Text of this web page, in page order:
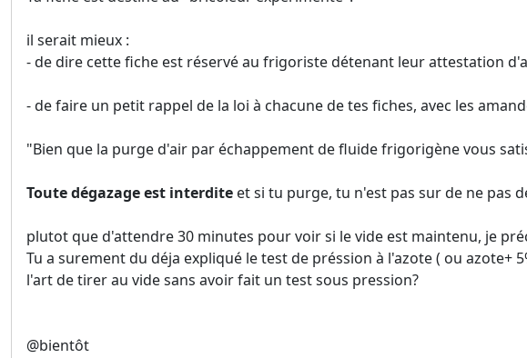
il serait mieux :
- de dire cette fiche est réservé au frigoriste détenant leur attestation
- de faire un petit rappel de la loi à chacune de tes fiches, avec les
"Bien que la purge d'air par échappement de fluide frigorigène vous
Toute dégazage est interdite et si tu purge, tu n'est pas sur de ne pas
plutot que d'attendre 30 minutes pour voir si le vide est maintenu, je
Tu a surement du déja expliqué le test de préssion à l'azote ( ou
l'art de tirer au vide sans avoir fait un test sous pression?
@bientôt